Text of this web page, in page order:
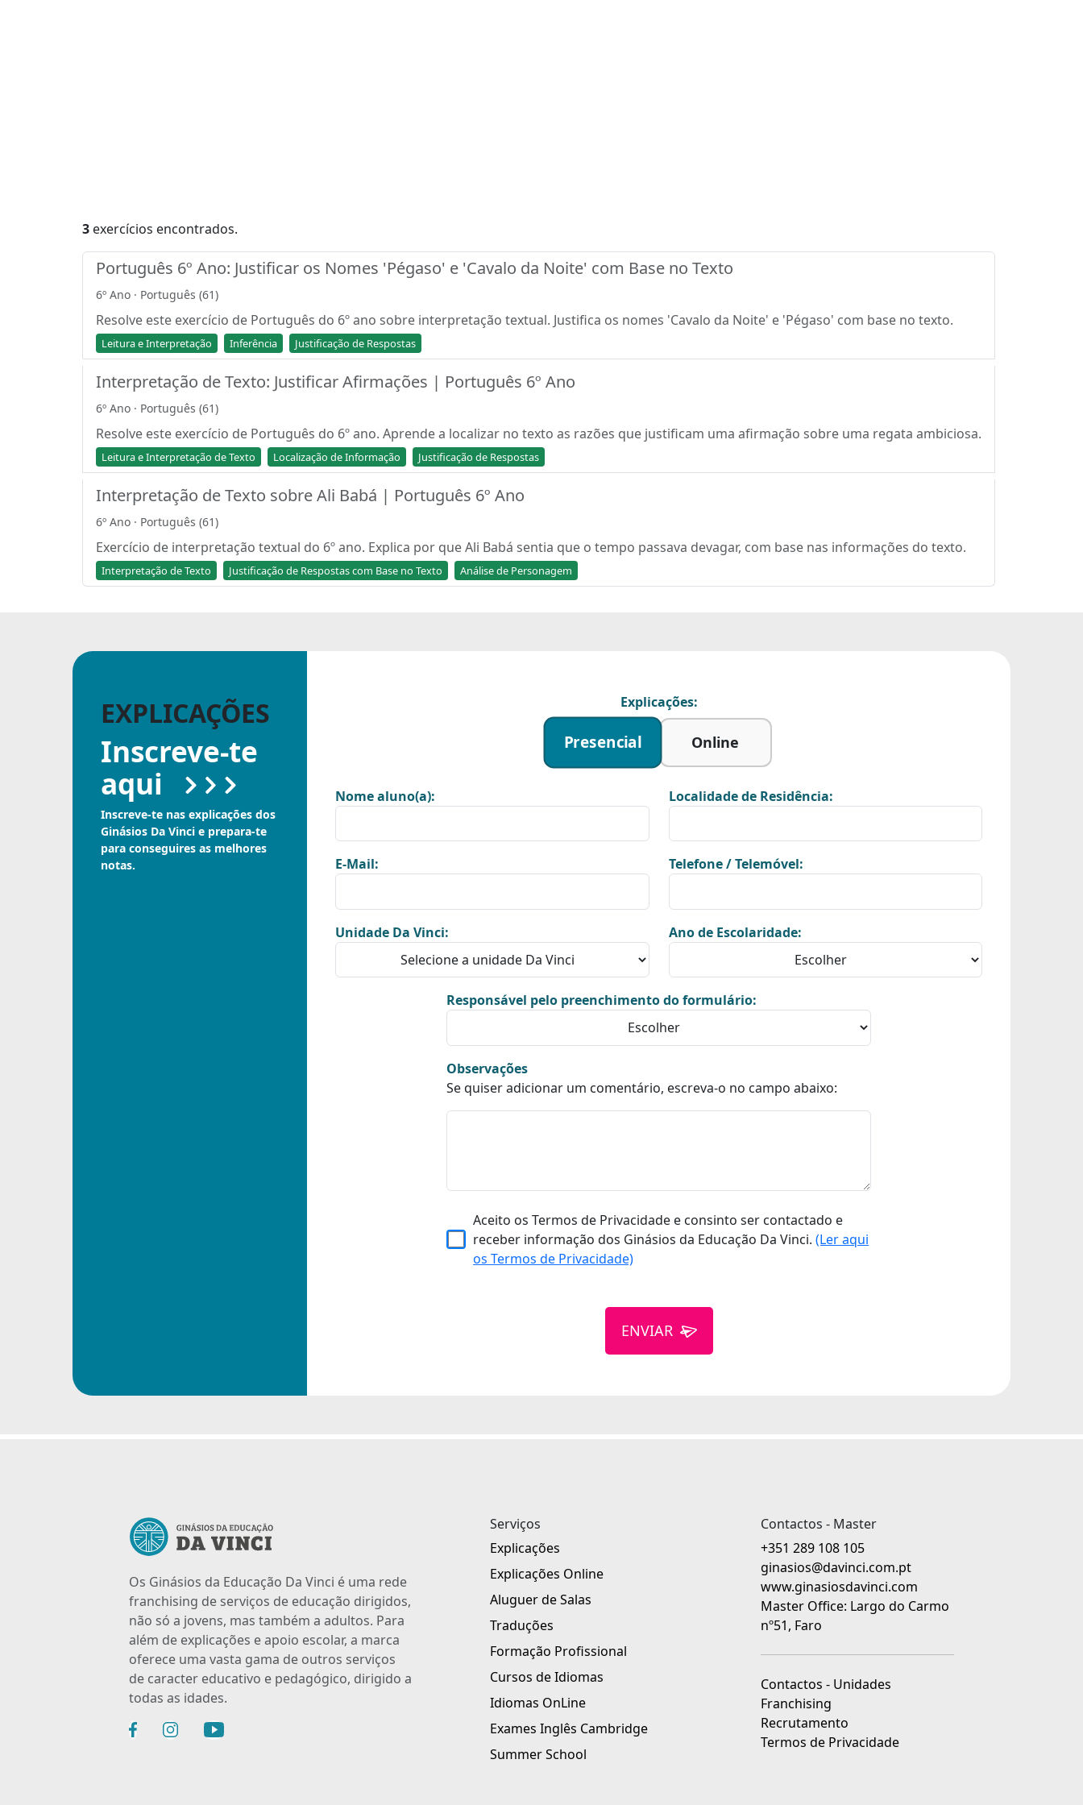
3 exercícios encontrados.
Português 6º Ano: Justificar os Nomes 'Pégaso' e 'Cavalo da Noite' com Base no Texto
6º Ano · Português (61)
Resolve este exercício de Português do 6º ano sobre interpretação textual. Justifica os nomes 'Cavalo da Noite' e 'Pégaso' com base no texto.
Leitura e Interpretação Inferência Justificação de Respostas
Interpretação de Texto: Justificar Afirmações | Português 6º Ano
6º Ano · Português (61)
Resolve este exercício de Português do 6º ano. Aprende a localizar no texto as razões que justificam uma afirmação sobre uma regata ambiciosa.
Leitura e Interpretação de Texto Localização de Informação Justificação de Respostas
Interpretação de Texto sobre Ali Babá | Português 6º Ano
6º Ano · Português (61)
Exercício de interpretação textual do 6º ano. Explica por que Ali Babá sentia que o tempo passava devagar, com base nas informações do texto.
Interpretação de Texto Justificação de Respostas com Base no Texto Análise de Personagem
EXPLICAÇÕES
Inscreve-te
aqui
Inscreve-te nas explicações dos
Ginásios Da Vinci e prepara-te
para conseguires as melhores
notas.
Explicações:
Presencial Online
Nome aluno(a): Localidade de Residência:
E-Mail: Telefone / Telemóvel:
Unidade Da Vinci: Ano de Escolaridade:
Responsável pelo preenchimento do formulário:
Observações
Se quiser adicionar um comentário, escreva-o no campo abaixo:
Aceito os Termos de Privacidade e consinto ser contactado e
receber informação dos Ginásios da Educação Da Vinci.(Ler aqui
os Termos de Privacidade)
ENVIAR
Os Ginásios da Educação Da Vinci é uma rede
franchising de serviços de educação dirigidos,
não só a jovens, mas também a adultos. Para
além de explicações e apoio escolar, a marca
oferece uma vasta gama de outros serviços
de caracter educativo e pedagógico, dirigido a
todas as idades.
Serviços
Explicações
Explicações Online
Aluguer de Salas
Traduções
Formação Profissional
Cursos de Idiomas
Idiomas OnLine
Exames Inglês Cambridge
Summer School
Contactos - Master
+351 289 108 105
ginasios@davinci.com.pt
www.ginasiosdavinci.com
Master Office: Largo do Carmo
nº51, Faro
Contactos - Unidades
Franchising
Recrutamento
Termos de Privacidade